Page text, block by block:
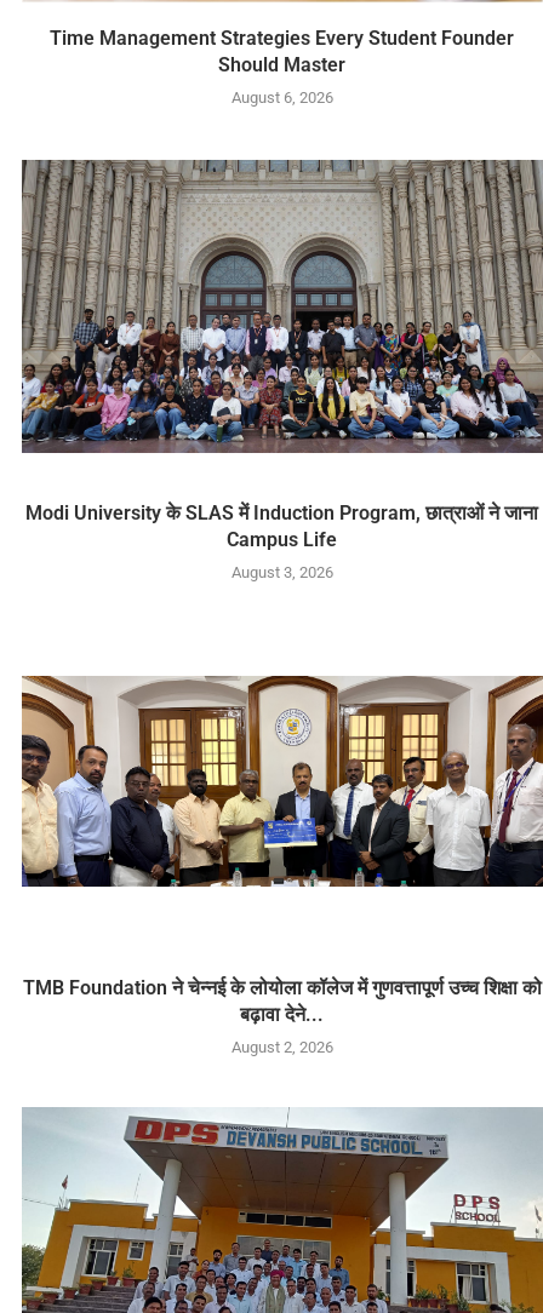
Time Management Strategies Every Student Founder
Should Master
August 6, 2026
Modi University के SLAS में Induction Program, छात्राओं ने जाना
Campus Life
August 3, 2026
TMB Foundation ने चेन्नई के लोयोला कॉलेज में गुणवत्तापूर्ण उच्च शिक्षा को
बढ़ावा देने...
August 2, 2026